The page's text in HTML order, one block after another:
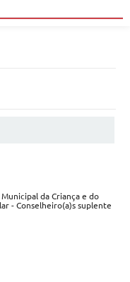
Municipal da Criança e do
- Conselheiro(a)s suplente